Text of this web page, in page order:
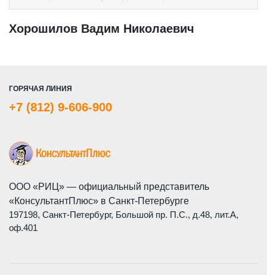
Хорошилов Вадим Николаевич
ГОРЯЧАЯ ЛИНИЯ
+7 (812) 9-606-900
ООО «РИЦ» — официальный представитель
«КонсультантПлюс» в Санкт-Петербурге
197198, Санкт-Петербург, Большой пр. П.С., д.48, лит.А,
оф.401